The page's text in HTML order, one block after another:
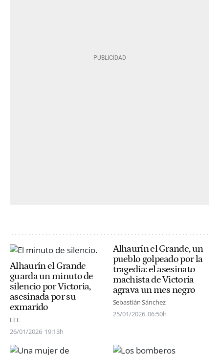
Alhaurín el Grande
guarda un minuto de
silencio por Victoria,
asesinada por su
exmarido
EFE
26/01/2026 19:13h
Alhaurín el Grande, un
pueblo golpeado por la
tragedia: el asesinato
machista de Victoria
agrava un mes negro
Sebastián Sánchez
25/01/2026 06:50h